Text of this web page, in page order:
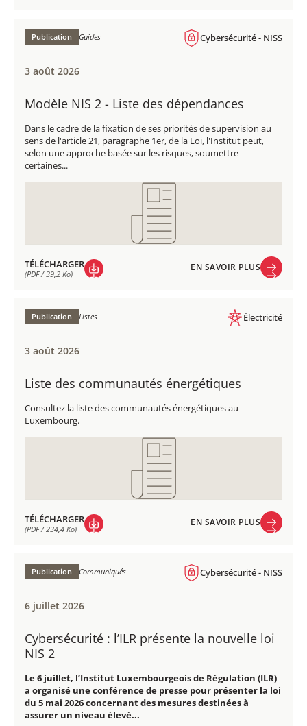
(PDF / 40,9 Ko)
Publication Guides Cybersécurité - NISS
3 août 2026
Modèle NIS 2 - Liste des dépendances
Dans le cadre de la fixation de ses priorités de supervision au
sens de l'article 21, paragraphe 1er, de la Loi, l'Institut peut,
selon une approche basée sur les risques, soumettre
certaines...
TÉLÉCHARGER
(PDF / 39,2 Ko)
(PDF / 39,2 Ko)
EN SAVOIR PLUS
Publication Listes Électricité
3 août 2026
Liste des communautés énergétiques​
Consultez la liste des communautés énergétiques​ au
Luxembourg.
TÉLÉCHARGER
(PDF / 234,4 Ko)
(PDF / 234,4 Ko)
EN SAVOIR PLUS
Publication Communiqués Cybersécurité - NISS
6 juillet 2026
Cybersécurité : l’ILR présente la nouvelle loi
NIS 2
Le 6 juillet, l’Institut Luxembourgeois de Régulation (ILR)
a organisé une conférence de presse pour présenter la loi
du 5 mai 2026 concernant des mesures destinées à
assurer un niveau élevé...